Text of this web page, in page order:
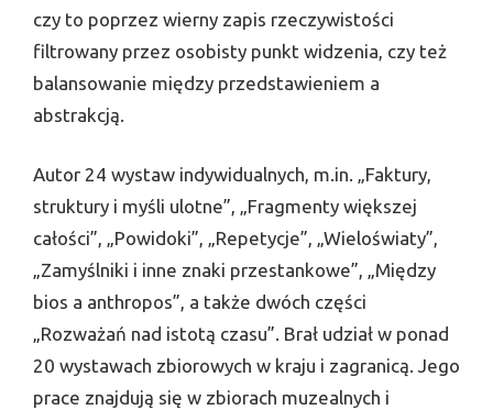
czy to poprzez wierny zapis rzeczywistości
filtrowany przez osobisty punkt widzenia, czy też
balansowanie między przedstawieniem a
abstrakcją.
Autor 24 wystaw indywidualnych, m.in. „Faktury,
struktury i myśli ulotne”, „Fragmenty większej
całości”, „Powidoki”, „Repetycje”, „Wieloświaty”,
„Zamyślniki i inne znaki przestankowe”, „Między
bios a anthropos”, a także dwóch części
„Rozważań nad istotą czasu”. Brał udział w ponad
20 wystawach zbiorowych w kraju i zagranicą. Jego
prace znajdują się w zbiorach muzealnych i